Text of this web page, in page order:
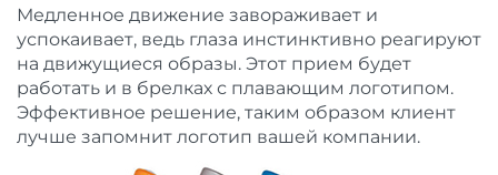
Медленное движение завораживает и
успокаивает, ведь глаза инстинктивно реагируют
на движущиеся образы. Этот прием будет
работать и в брелках с плавающим логотипом.
Эффективное решение, таким образом клиент
лучше запомнит логотип вашей компании.